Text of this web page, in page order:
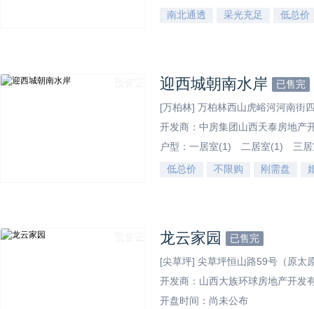
南北通透
采光充足 低总价
迎西城朝南水岸 已售完
[万柏林] 万柏林西山虎峪河河南街
开发商：中房集团山西天泰房地产
户型： 一居室(1) 二居室(1)
三
低总价
不限购 刚需盘
龙云家园 已售完
[尖草坪] 尖草坪恒山路59号（原太
开发商：山西大族环球房地产开发
开盘时间：尚未公布